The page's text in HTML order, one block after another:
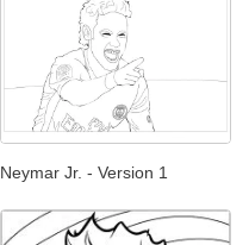
Neymar Jr. - Version 1